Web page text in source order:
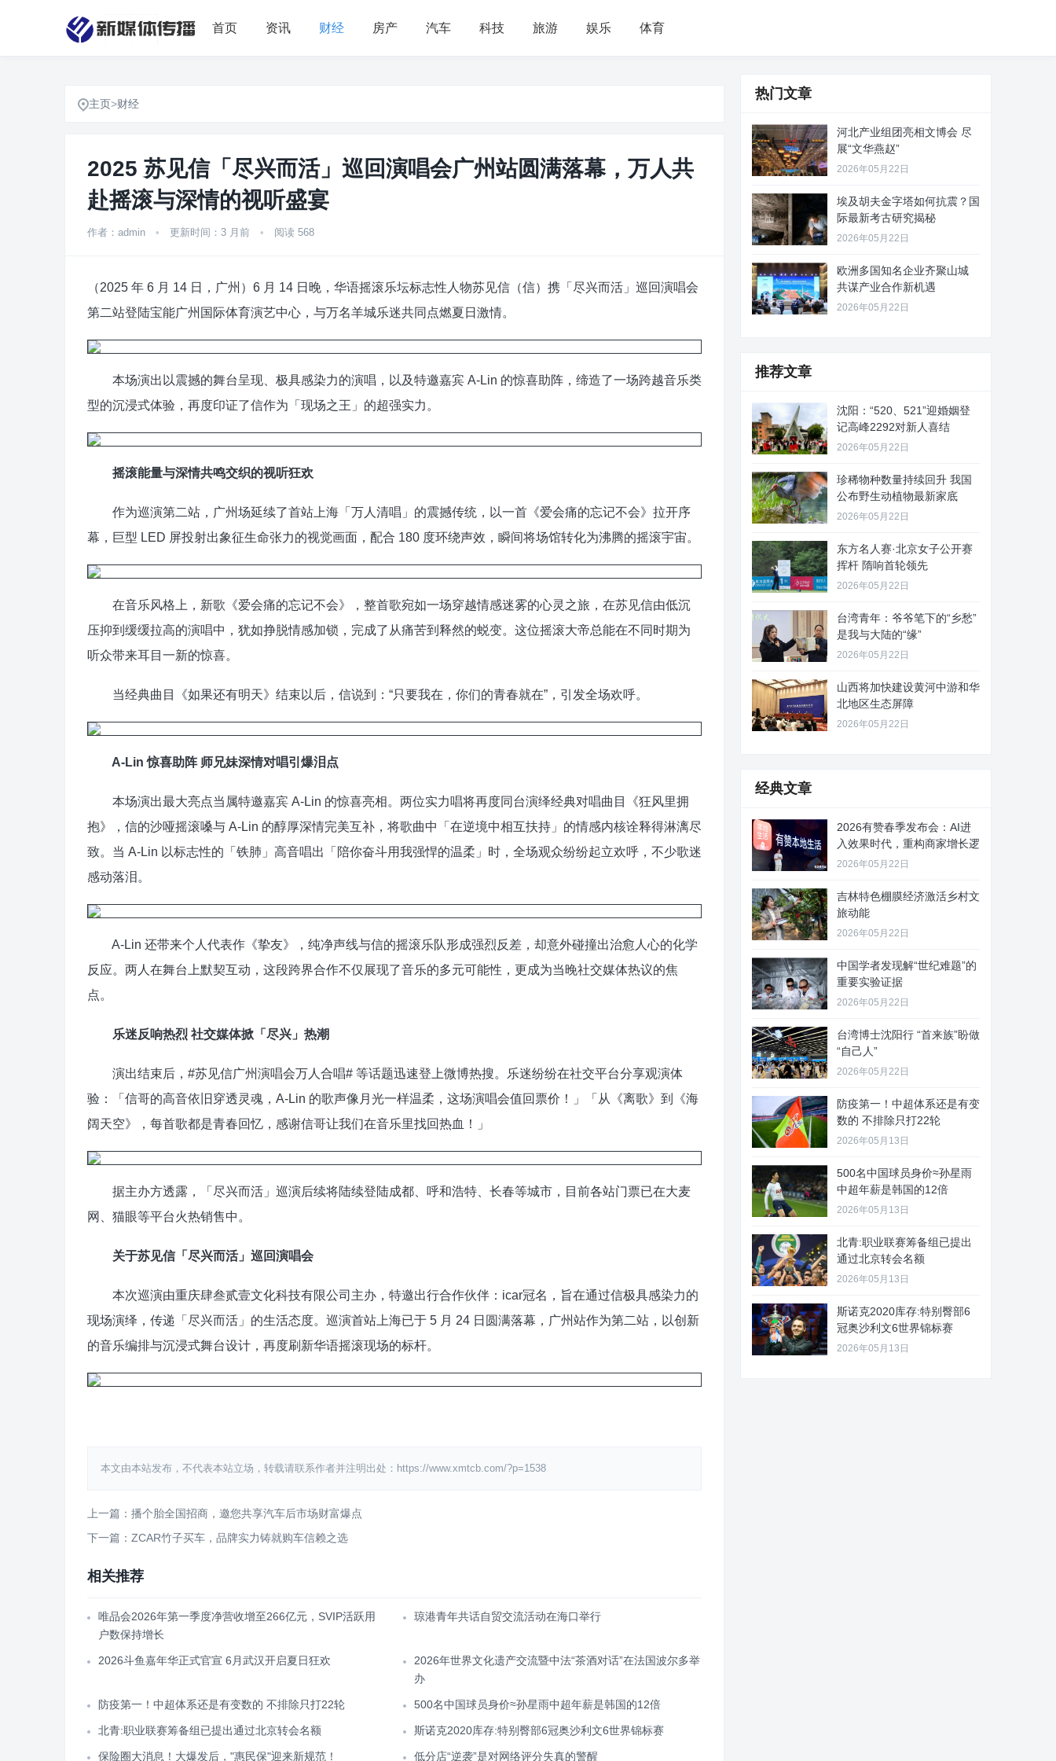
首页 资讯 财经 房产 汽车 科技 旅游 娱乐 体育
主页>财经
2025 苏见信「尽兴而活」巡回演唱会广州站圆满落幕，万人共
赴摇滚与深情的视听盛宴
作者：admin • 更新时间：3 月前 • 阅读 568
（2025 年 6 月 14 日，广州）6 月 14 日晚，华语摇滚乐坛标志性人物苏见信（信）携「尽兴而活」巡回演唱会
第二站登陆宝能广州国际体育演艺中心，与万名羊城乐迷共同点燃夏日激情。
本场演出以震撼的舞台呈现、极具感染力的演唱，以及特邀嘉宾 A-Lin 的惊喜助阵，缔造了一场跨越音乐类
型的沉浸式体验，再度印证了信作为「现场之王」的超强实力。
摇滚能量与深情共鸣交织的视听狂欢
作为巡演第二站，广州场延续了首站上海「万人清唱」的震撼传统，以一首《爱会痛的忘记不会》拉开序
幕，巨型 LED 屏投射出象征生命张力的视觉画面，配合 180 度环绕声效，瞬间将场馆转化为沸腾的摇滚宇宙。
在音乐风格上，新歌《爱会痛的忘记不会》，整首歌宛如一场穿越情感迷雾的心灵之旅，在苏见信由低沉
压抑到缓缓拉高的演唱中，犹如挣脱情感加锁，完成了从痛苦到释然的蜕变。这位摇滚大帝总能在不同时期为
听众带来耳目一新的惊喜。
当经典曲目《如果还有明天》结束以后，信说到：“只要我在，你们的青春就在”，引发全场欢呼。
A-Lin 惊喜助阵 师兄妹深情对唱引爆泪点
本场演出最大亮点当属特邀嘉宾 A-Lin 的惊喜亮相。两位实力唱将再度同台演绎经典对唱曲目《狂风里拥
抱》，信的沙哑摇滚嗓与 A-Lin 的醇厚深情完美互补，将歌曲中「在逆境中相互扶持」的情感内核诠释得淋漓尽
致。当 A-Lin 以标志性的「铁肺」高音唱出「陪你奋斗用我强悍的温柔」时，全场观众纷纷起立欢呼，不少歌迷
感动落泪。
A-Lin 还带来个人代表作《挚友》，纯净声线与信的摇滚乐队形成强烈反差，却意外碰撞出治愈人心的化学
反应。两人在舞台上默契互动，这段跨界合作不仅展现了音乐的多元可能性，更成为当晚社交媒体热议的焦
点。
乐迷反响热烈 社交媒体掀「尽兴」热潮
演出结束后，#苏见信广州演唱会万人合唱# 等话题迅速登上微博热搜。乐迷纷纷在社交平台分享观演体
验：「信哥的高音依旧穿透灵魂，A-Lin 的歌声像月光一样温柔，这场演唱会值回票价！」「从《离歌》到《海
阔天空》，每首歌都是青春回忆，感谢信哥让我们在音乐里找回热血！」
据主办方透露，「尽兴而活」巡演后续将陆续登陆成都、呼和浩特、长春等城市，目前各站门票已在大麦
网、猫眼等平台火热销售中。
关于苏见信「尽兴而活」巡回演唱会
本次巡演由重庆肆叁贰壹文化科技有限公司主办，特邀出行合作伙伴：icar冠名，旨在通过信极具感染力的
现场演绎，传递「尽兴而活」的生活态度。巡演首站上海已于 5 月 24 日圆满落幕，广州站作为第二站，以创新
的音乐编排与沉浸式舞台设计，再度刷新华语摇滚现场的标杆。
本文由本站发布，不代表本站立场，转载请联系作者并注明出处：https://www.xmtcb.com/?p=1538
上一篇：播个胎全国招商，邀您共享汽车后市场财富爆点
下一篇：ZCAR竹子买车，品牌实力铸就购车信赖之选
相关推荐
唯品会2026年第一季度净营收增至266亿元，SVIP活跃用
户数保持增长
琼港青年共话自贸交流活动在海口举行
2026斗鱼嘉年华正式官宣 6月武汉开启夏日狂欢
2026年世界文化遗产交流暨中法“茶酒对话”在法国波尔多举
办
防疫第一！中超体系还是有变数的 不排除只打22轮 500名中国球员身价≈孙星雨中超年薪是韩国的12倍
北青:职业联赛筹备组已提出通过北京转会名额 斯诺克2020库存:特别臀部6冠奥沙利文6世界锦标赛
保险圈大消息！大爆发后，"惠民保"迎来新规范！ 低分店“逆袭”是对网络评分失真的警醒
热门文章
河北产业组团亮相文博会 尽
展“文华燕赵”
2026年05月22日
埃及胡夫金字塔如何抗震？国
际最新考古研究揭秘
2026年05月22日
欧洲多国知名企业齐聚山城
共谋产业合作新机遇
2026年05月22日
推荐文章
沈阳：“520、521”迎婚姻登
记高峰2292对新人喜结
2026年05月22日
珍稀物种数量持续回升 我国
公布野生动植物最新家底
2026年05月22日
东方名人赛·北京女子公开赛
挥杆 隋响首轮领先
2026年05月22日
台湾青年：爷爷笔下的“乡愁”
是我与大陆的“缘”
2026年05月22日
山西将加快建设黄河中游和华
北地区生态屏障
2026年05月22日
经典文章
2026有赞春季发布会：AI进
入效果时代，重构商家增长逻
2026年05月22日
吉林特色棚膜经济激活乡村文
旅动能
2026年05月22日
中国学者发现解“世纪难题”的
重要实验证据
2026年05月22日
台湾博士沈阳行 “首来族”盼做
“自己人”
2026年05月22日
防疫第一！中超体系还是有变
数的 不排除只打22轮
2026年05月13日
500名中国球员身价≈孙星雨
中超年薪是韩国的12倍
2026年05月13日
北青:职业联赛筹备组已提出
通过北京转会名额
2026年05月13日
斯诺克2020库存:特别臀部6
冠奥沙利文6世界锦标赛
2026年05月13日